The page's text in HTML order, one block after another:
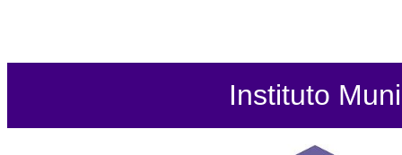
Instituto